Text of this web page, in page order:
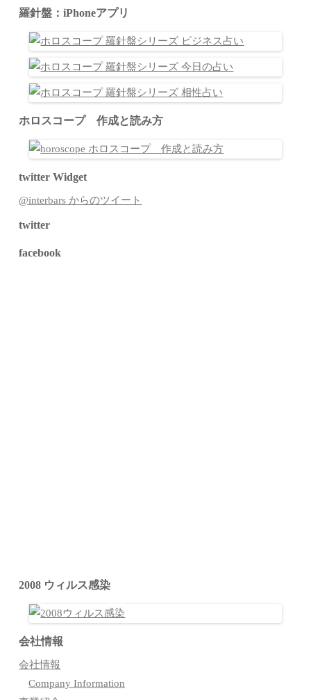
羅針盤：iPhoneアプリ
ホロスコープ 作成と読み方
twitter Widget
@interbars からのツイート
twitter
facebook
2008 ウィルス感染
会社情報
会社情報
Company Information